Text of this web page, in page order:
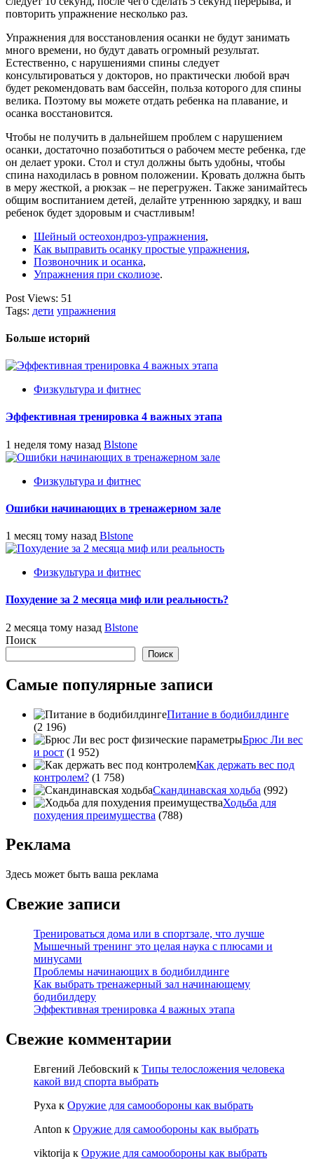
повторить упражнение несколько раз.
Упражнения для восстановления осанки не будут занимать
много времени, но будут давать огромный результат.
Естественно, с нарушениями спины следует
консультироваться у докторов, но практически любой врач
будет рекомендовать вам бассейн, польза которого для спины
велика. Поэтому вы можете отдать ребенка на плавание, и
осанка восстановится.
Чтобы не получить в дальнейшем проблем с нарушением
осанки, достаточно позаботиться о рабочем месте ребенка, где
он делает уроки. Стол и стул должны быть удобны, чтобы
спина находилась в ровном положении. Кровать должна быть
в меру жесткой, а рюкзак – не перегружен. Также занимайтесь
общим воспитанием детей, делайте утреннюю зарядку, и ваш
ребенок будет здоровым и счастливым!
Шейный остеохондроз-упражнения,
Как выправить осанку простые упражнения,
Позвоночник и осанка,
Упражнения при сколиозе.
Post Views: 51
Tags: дети упражнения
Больше историй
Физкультура и фитнес
Эффективная тренировка 4 важных этапа
1 неделя тому назад Blstone
Физкультура и фитнес
Ошибки начинающих в тренажерном зале
1 месяц тому назад Blstone
Физкультура и фитнес
Похудение за 2 месяца миф или реальность?
2 месяца тому назад Blstone
Поиск
Поиск
Самые популярные записи
Питание в бодибилдинге
(2 196)
Брюс Ли вес
и рост (1 952)
Как держать вес под
контролем? (1 758)
Скандинавская ходьба (992)
Ходьба для
похудения преимущества (788)
Реклама
Здесь может быть ваша реклама
Свежие записи
Тренироваться дома или в спортзале, что лучше
Мышечный тренинг это целая наука с плюсами и
минусами
Проблемы начинающих в бодибилдинге
Как выбрать тренажерный зал начинающему
бодибилдеру
Эффективная тренировка 4 важных этапа
Свежие комментарии
Евгений Лебовский к Типы телосложения человека
какой вид спорта выбрать
Руха к Оружие для самообороны как выбрать
Anton к Оружие для самообороны как выбрать
viktorija к Оружие для самообороны как выбрать